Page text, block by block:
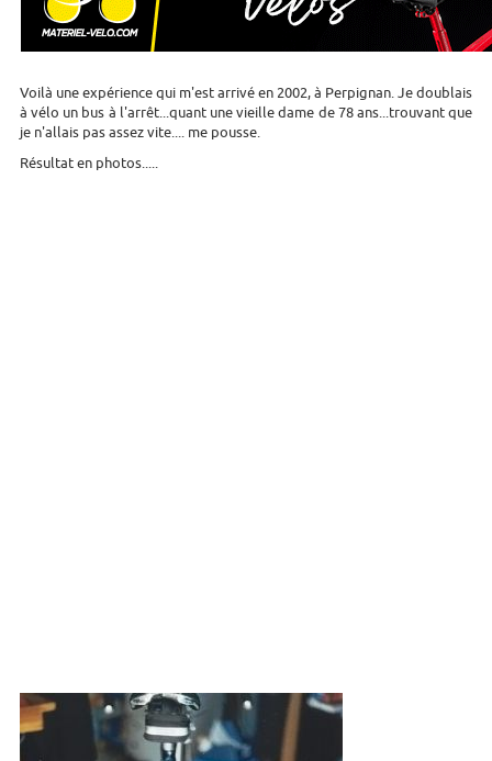
Voilà une expérience qui m'est arrivé en 2002, à Perpignan. Je doublais
à vélo un bus à l'arrêt...quant une vieille dame de 78 ans...trouvant que
je n'allais pas assez vite.... me pousse.
Résultat en photos.....